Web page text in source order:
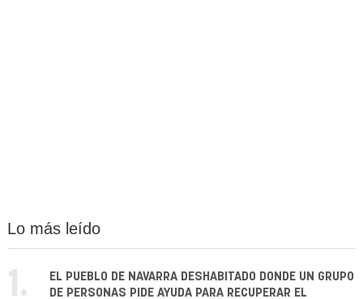
Lo más leído
1.
EL PUEBLO DE NAVARRA DESHABITADO DONDE UN GRUPO
DE PERSONAS PIDE AYUDA PARA RECUPERAR EL